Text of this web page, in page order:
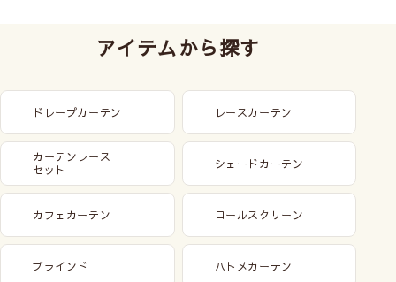
アイテムから探す
ドレープカーテン レースカーテン
カーテンレース
セット
シェードカーテン
カフェカーテン ロールスクリーン
ブラインド ハトメカーテン